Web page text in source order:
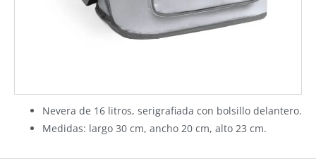
Nevera de 16 litros, serigrafiada con bolsillo delantero.
Medidas: largo 30 cm, ancho 20 cm, alto 23 cm.